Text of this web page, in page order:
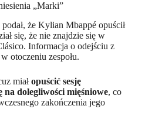
„Marki”
że Kylian Mbappé opuścił
się, że nie znajdzie się w
Informacja o odejściu z
otoczeniu zespołu.
miałopuścić sesję
na dolegliwości mięśniowe, co
zakończenia jego